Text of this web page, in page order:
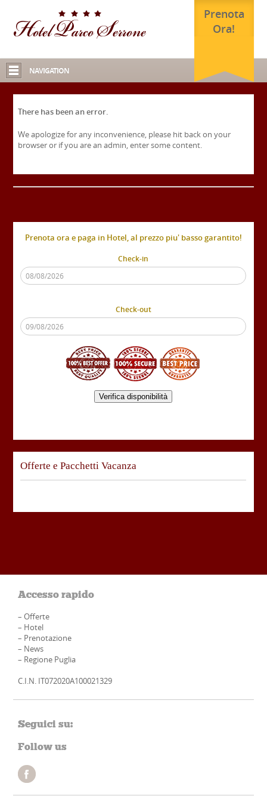
Prenota
Ora!
NAVIGATION
There has been an error.
We apologize for any inconvenience, please hit back on your
browser or if you are an admin, enter some content.
Prenota ora e paga in Hotel, al prezzo piu' basso garantito!
Check-in
Check-out
Verifica disponibilità
Offerte e Pacchetti Vacanza
Accesso rapido
–Offerte
– Hotel
– Prenotazione
– News
– Regione Puglia
C.I.N. IT072020A100021329
Seguici su:
Follow us